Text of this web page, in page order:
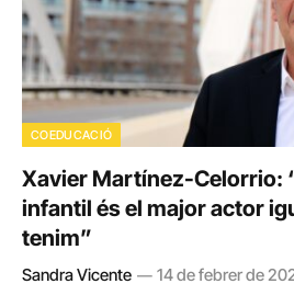
COEDUCACIÓ
Xavier Martínez-Celorrio:
infantil és el major actor
tenim”
Sandra Vicente 14 de febrer de